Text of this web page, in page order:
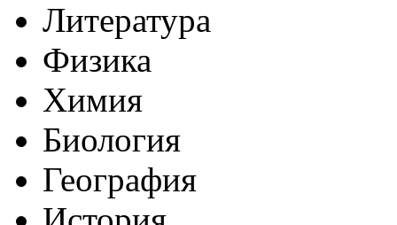
Литература
Физика
Химия
Биология
География